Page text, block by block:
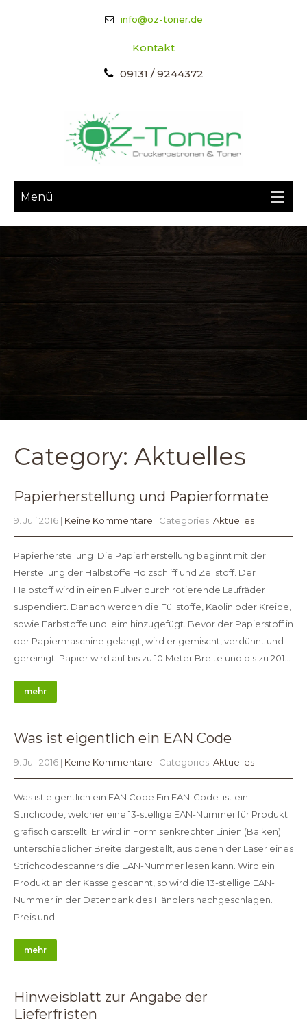
info@oz-toner.de
Kontakt
09131 / 9244372
Menü
Category: Aktuelles
Papierherstellung und Papierformate
9. Juli 2016 | Keine Kommentare | Categories: Aktuelles
Papierherstellung Die Papierherstellung beginnt mit der
Herstellung der Halbstoffe Holzschliff und Zellstoff. Der
Halbstoff wird in einen Pulver durch rotierende Laufräder
suspendiert. Danach werden die Füllstoffe, Kaolin oder Kreide,
sowie Farbstoffe und leim hinzugefügt. Bevor der Papierstoff in
der Papiermaschine gelangt, wird er gemischt, verdünnt und
gereinigt. Papier wird auf bis zu 10 Meter Breite und bis zu 201…
mehr
Was ist eigentlich ein EAN Code
9. Juli 2016 | Keine Kommentare | Categories: Aktuelles
Was ist eigentlich ein EAN Code Ein EAN-Code ist ein
Strichcode, welcher eine 13-stellige EAN-Nummer für Produkt
grafisch darstellt. Er wird in Form senkrechter Linien (Balken)
unterschiedlicher Breite dargestellt, aus denen der Laser eines
Strichcodescanners die EAN-Nummer lesen kann. Wird ein
Produkt an der Kasse gescannt, so wird die 13-stellige EAN-
Nummer in der Datenbank des Händlers nachgeschlagen.
Preis und…
mehr
Hinweisblatt zur Angabe der
Lieferfristen